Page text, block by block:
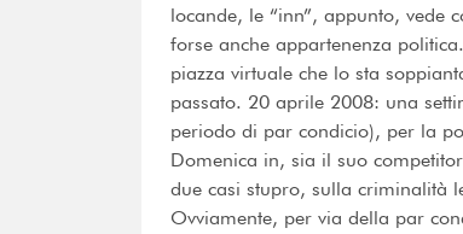
locande, le “inn”, appunto, vede
forse anche appartenenza
piazza virtuale che lo sta
passato. 20 aprile 2008: una
periodo di par condicio), per la
Domenica in, sia il suo
due casi stupro, sulla criminalità
Ovviamente, per via della par